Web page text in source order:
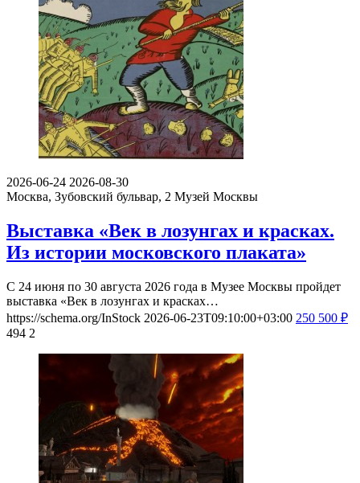
2026-06-24 2026-08-30
Москва, Зубовский бульвар, 2 Музей Москвы
Выставка «Век в лозунгах и красках.
Из истории московского плаката»
С 24 июня по 30 августа 2026 года в Музее Москвы пройдет
выставка «Век в лозунгах и красках…
https://schema.org/InStock 2026-06-23T09:10:00+03:00 250 500 ₽
494 2